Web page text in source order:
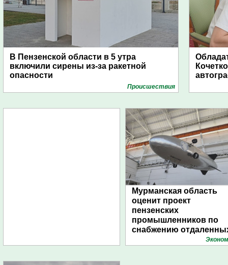
В Пензенской области в 5 утра
включили сирены из-за ракетной
опасности
Проиcшествия
Мурманская область
оценит проект
пензенских
промышленников по
снабжению
поселений с помощью